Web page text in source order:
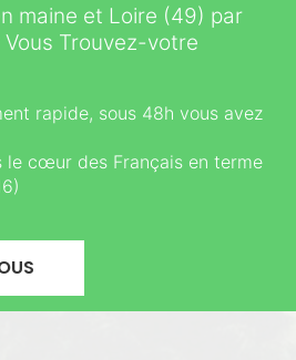
maine et Loire (49) par
Trouvez-votre
rapide, sous 48h vous avez
le cœur des Français en terme